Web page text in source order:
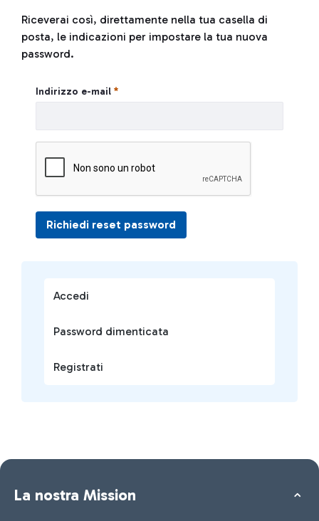
Accedi
Password dimenticata
Registrati
Riceverai così, direttamente nella tua casella di
posta, le indicazioni per impostare la tua nuova
password.
Password dimenticata
Indirizzo e-mail
Richiedi reset password
La nostra Mission